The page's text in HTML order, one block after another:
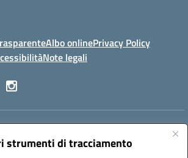
strumenti di tracciamento
Albo onlinePrivacy Policy
Note legali
Email:fgps040004@istruzione.it